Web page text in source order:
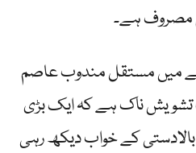
مصروف ہے۔
میں مستقل مندوب عاصم
تشویش ناک ہے کہ ایک بڑی
کے خواب دیکھ رہی